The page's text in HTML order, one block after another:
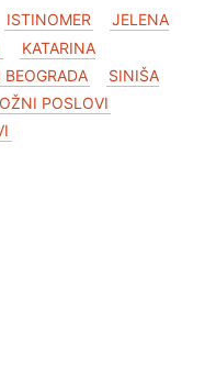
ISTINOMER
JELENA
KATARINA
SINIŠA
POSLOVI